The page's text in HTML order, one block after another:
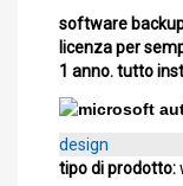
software
licenza per
1 anno. tutto
design
tipo di prodotto: